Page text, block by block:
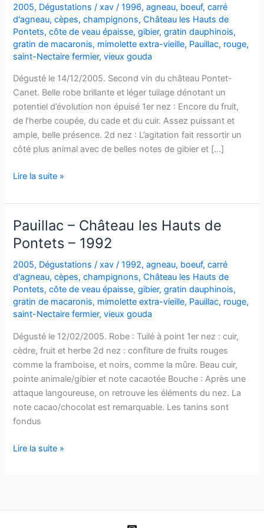
2005, Dégustations /xav/1996,agneau, boeuf,carré
d'agneau,cèpes,champignons,Château les Hauts de
Pontets,côte de veau épaisse,gibier,gratin dauphinois,
gratin de macaronis, mimolette extra-vieille, Pauillac, rouge,
saint-Nectaire fermier,vieux gouda
Dégusté le 14/12/2005. Second vin du château Pontet-
Canet. Belle robe brillante et léger tuilage dénotant un
potentiel d’évolution non épuisé 1er nez : Encore du fruit,
de l’herbe coupée, du cade et du cuir. Assez puissant et
ample, belle présence. 2d nez : L’agitation fait ressortir un
côté plus animal avec de belles notes de gibier et […]
Pauillac
Château
les
Hauts
de
Pontets
–
1996
Lire la suite »
Pauillac – Château les Hauts de
Pontets – 1992
2005, Dégustations /xav/1992,agneau, boeuf,carré
d'agneau,cèpes,champignons,Château les Hauts de
Pontets,côte de veau épaisse,gibier,gratin dauphinois,
gratin de macaronis, mimolette extra-vieille, Pauillac, rouge,
saint-Nectaire fermier,vieux gouda
Dégusté le 12/02/2005. Robe : Tuilé à point 1er nez : cuir,
cèdre, fruit et herbe 2d nez : confiture de fruits rouges
comme la framboise, et noirs, comme la mûre. Beau cuir,
pointe animale/gibier et note cacaotée Bouche : Après une
attaque langoureuse, on retrouve les éléments du nez. La
note cacao/chocolat est remarquable. Les tanins sont
fondus
Pauillac
Lire la suite »